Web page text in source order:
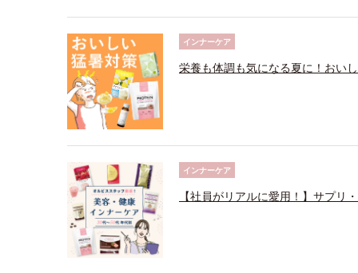
インナーケア
栄養も体調も気になる夏に！おい
インナーケア
【社員がリアルに愛用！】サプリ